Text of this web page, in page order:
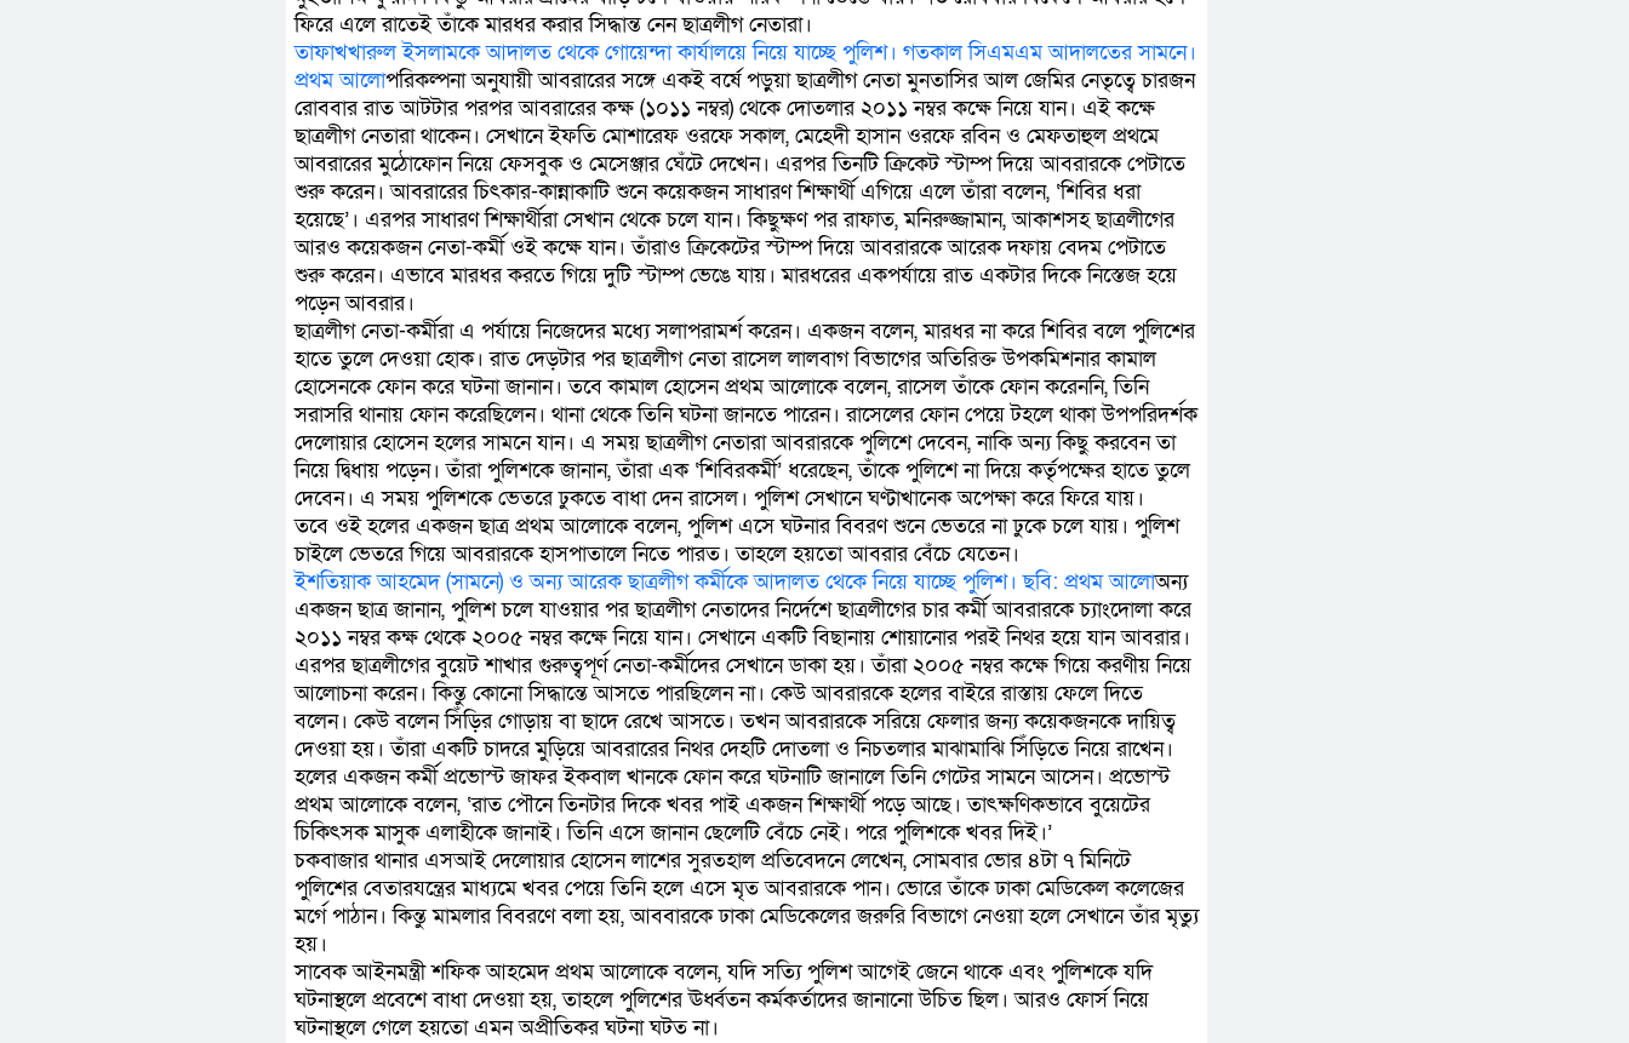
ফিরে এলে রাতেই তাঁকে মারধর করার সিদ্ধান্ত নেন ছাত্রলীগ নেতারা।
তাফাখখারুল ইসলামকে আদালত থেকে গোয়েন্দা কার্যালয়ে নিয়ে যাচ্ছে পুলিশ। গতকাল সিএমএম আদালতের সামনে।
প্রথম আলোপরিকল্পনা অনুযায়ী আবরারের সঙ্গে একই বর্ষে পড়ুয়া ছাত্রলীগ নেতা মুনতাসির আল জেমির নেতৃত্বে চারজন
রোববার রাত আটটার পরপর আবরারের কক্ষ (১০১১ নম্বর) থেকে দোতলার ২০১১ নম্বর কক্ষে নিয়ে যান। এই কক্ষে
ছাত্রলীগ নেতারা থাকেন। সেখানে ইফতি মোশারেফ ওরফে সকাল, মেহেদী হাসান ওরফে রবিন ও মেফতাহুল প্রথমে
আবরারের মুঠোফোন নিয়ে ফেসবুক ও মেসেঞ্জার ঘেঁটে দেখেন। এরপর তিনটি ক্রিকেট স্টাম্প দিয়ে আবরারকে পেটাতে
শুরু করেন। আবরারের চিৎকার-কান্নাকাটি শুনে কয়েকজন সাধারণ শিক্ষার্থী এগিয়ে এলে তাঁরা বলেন, ‘শিবির ধরা
হয়েছে’। এরপর সাধারণ শিক্ষার্থীরা সেখান থেকে চলে যান। কিছুক্ষণ পর রাফাত, মনিরুজ্জামান, আকাশসহ ছাত্রলীগের
আরও কয়েকজন নেতা-কর্মী ওই কক্ষে যান। তাঁরাও ক্রিকেটের স্টাম্প দিয়ে আবরারকে আরেক দফায় বেদম পেটাতে
শুরু করেন। এভাবে মারধর করতে গিয়ে দুটি স্টাম্প ভেঙে যায়। মারধরের একপর্যায়ে রাত একটার দিকে নিস্তেজ হয়ে
পড়েন আবরার।
ছাত্রলীগ নেতা-কর্মীরা এ পর্যায়ে নিজেদের মধ্যে সলাপরামর্শ করেন। একজন বলেন, মারধর না করে শিবির বলে পুলিশের
হাতে তুলে দেওয়া হোক। রাত দেড়টার পর ছাত্রলীগ নেতা রাসেল লালবাগ বিভাগের অতিরিক্ত উপকমিশনার কামাল
হোসেনকে ফোন করে ঘটনা জানান। তবে কামাল হোসেন প্রথম আলোকে বলেন, রাসেল তাঁকে ফোন করেননি, তিনি
সরাসরি থানায় ফোন করেছিলেন। থানা থেকে তিনি ঘটনা জানতে পারেন। রাসেলের ফোন পেয়ে টহলে থাকা উপপরিদর্শক
দেলোয়ার হোসেন হলের সামনে যান। এ সময় ছাত্রলীগ নেতারা আবরারকে পুলিশে দেবেন, নাকি অন্য কিছু করবেন তা
নিয়ে দ্বিধায় পড়েন। তাঁরা পুলিশকে জানান, তাঁরা এক ‘শিবিরকর্মী’ ধরেছেন, তাঁকে পুলিশে না দিয়ে কর্তৃপক্ষের হাতে তুলে
দেবেন। এ সময় পুলিশকে ভেতরে ঢুকতে বাধা দেন রাসেল। পুলিশ সেখানে ঘণ্টাখানেক অপেক্ষা করে ফিরে যায়।
তবে ওই হলের একজন ছাত্র প্রথম আলোকে বলেন, পুলিশ এসে ঘটনার বিবরণ শুনে ভেতরে না ঢুকে চলে যায়। পুলিশ
চাইলে ভেতরে গিয়ে আবরারকে হাসপাতালে নিতে পারত। তাহলে হয়তো আবরার বেঁচে যেতেন।
ইশতিয়াক আহমেদ (সামনে) ও অন্য আরেক ছাত্রলীগ কর্মীকে আদালত থেকে নিয়ে যাচ্ছে পুলিশ। ছবি: প্রথম আলোঅন্য
একজন ছাত্র জানান, পুলিশ চলে যাওয়ার পর ছাত্রলীগ নেতাদের নির্দেশে ছাত্রলীগের চার কর্মী আবরারকে চ্যাংদোলা করে
২০১১ নম্বর কক্ষ থেকে ২০০৫ নম্বর কক্ষে নিয়ে যান। সেখানে একটি বিছানায় শোয়ানোর পরই নিথর হয়ে যান আবরার।
এরপর ছাত্রলীগের বুয়েট শাখার গুরুত্বপূর্ণ নেতা-কর্মীদের সেখানে ডাকা হয়। তাঁরা ২০০৫ নম্বর কক্ষে গিয়ে করণীয় নিয়ে
আলোচনা করেন। কিন্তু কোনো সিদ্ধান্তে আসতে পারছিলেন না। কেউ আবরারকে হলের বাইরে রাস্তায় ফেলে দিতে
বলেন। কেউ বলেন সিঁড়ির গোড়ায় বা ছাদে রেখে আসতে। তখন আবরারকে সরিয়ে ফেলার জন্য কয়েকজনকে দায়িত্ব
দেওয়া হয়। তাঁরা একটি চাদরে মুড়িয়ে আবরারের নিথর দেহটি দোতলা ও নিচতলার মাঝামাঝি সিঁড়িতে নিয়ে রাখেন।
হলের একজন কর্মী প্রভোস্ট জাফর ইকবাল খানকে ফোন করে ঘটনাটি জানালে তিনি গেটের সামনে আসেন। প্রভোস্ট
প্রথম আলোকে বলেন, ‘রাত পৌনে তিনটার দিকে খবর পাই একজন শিক্ষার্থী পড়ে আছে। তাৎক্ষণিকভাবে বুয়েটের
চিকিৎসক মাসুক এলাহীকে জানাই। তিনি এসে জানান ছেলেটি বেঁচে নেই। পরে পুলিশকে খবর দিই।’
চকবাজার থানার এসআই দেলোয়ার হোসেন লাশের সুরতহাল প্রতিবেদনে লেখেন, সোমবার ভোর ৪টা ৭ মিনিটে
পুলিশের বেতারযন্ত্রের মাধ্যমে খবর পেয়ে তিনি হলে এসে মৃত আবরারকে পান। ভোরে তাঁকে ঢাকা মেডিকেল কলেজের
মর্গে পাঠান। কিন্তু মামলার বিবরণে বলা হয়, আববারকে ঢাকা মেডিকেলের জরুরি বিভাগে নেওয়া হলে সেখানে তাঁর মৃত্যু
হয়।
সাবেক আইনমন্ত্রী শফিক আহমেদ প্রথম আলোকে বলেন, যদি সত্যি পুলিশ আগেই জেনে থাকে এবং পুলিশকে যদি
ঘটনাস্থলে প্রবেশে বাধা দেওয়া হয়, তাহলে পুলিশের ঊর্ধ্বতন কর্মকর্তাদের জানানো উচিত ছিল। আরও ফোর্স নিয়ে
ঘটনাস্থলে গেলে হয়তো এমন অপ্রীতিকর ঘটনা ঘটত না।